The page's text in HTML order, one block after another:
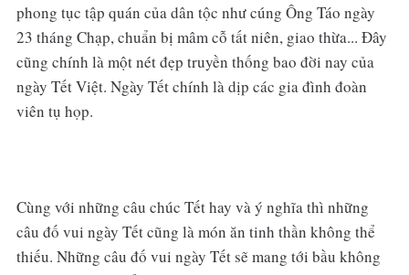
phong tục tập quán của dân tộc như cúng Ông Táo ngày
23 tháng Chạp, chuẩn bị mâm cỗ tất niên, giao thừa... Đây
cũng chính là một nét đẹp truyền thống bao đời nay của
ngày Tết Việt. Ngày Tết chính là dịp các gia đình đoàn
viên tụ họp.
Cùng với những câu chúc Tết hay và ý nghĩa thì những
câu đố vui ngày Tết cũng là món ăn tinh thần không thể
thiếu. Những câu đố vui ngày Tết sẽ mang tới bầu không